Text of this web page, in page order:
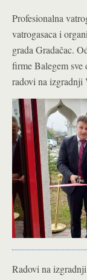
Profesionalna
vatrogasaca i
grada Gradačac.
firme Balegem sve
radovi na izgradnji
Radovi na